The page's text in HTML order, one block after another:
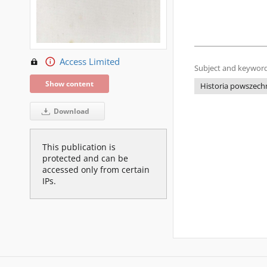
Access Limited
Show content
Download
This publication is
protected and can be
accessed only from certain
IPs.
Subject and
Historia